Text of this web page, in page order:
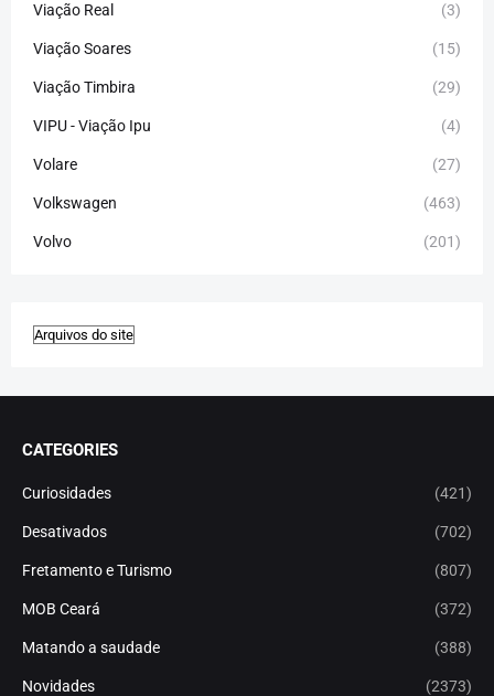
Viação Real (3)
Viação Soares (15)
Viação Timbira (29)
VIPU - Viação Ipu (4)
Volare (27)
Volkswagen (463)
Volvo (201)
CATEGORIES
Curiosidades (421)
Desativados (702)
Fretamento e Turismo (807)
MOB Ceará (372)
Matando a saudade (388)
Novidades (2373)